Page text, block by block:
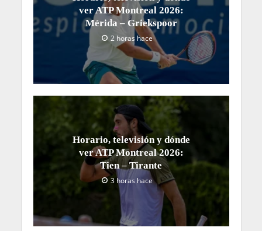
ver ATP Montreal 2026:
Mérida – Griekspoor
2 horas hace
Horario, televisión y dónde
ver ATP Montreal 2026:
Tien – Tirante
3 horas hace